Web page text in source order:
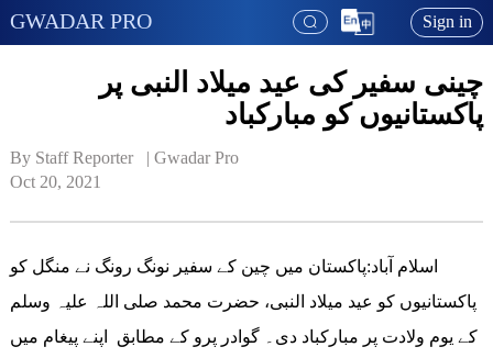
GWADAR PRO Sign in
چینی سفیر کی عید میلاد النبی پر
پاکستانیوں کو مبارکباد
By Staff Reporter   | Gwadar Pro
Oct 20, 2021
اسلام آباد:پاکستان میں چین کے سفیر نونگ رونگ نے منگل کو
پاکستانیوں کو عید میلاد النبی، حضرت محمد صلی اللہ علیہ وسلم
کے یوم ولادت پر مبارکباد دی۔ گوادر پرو کے مطابق اپنے پیغام میں